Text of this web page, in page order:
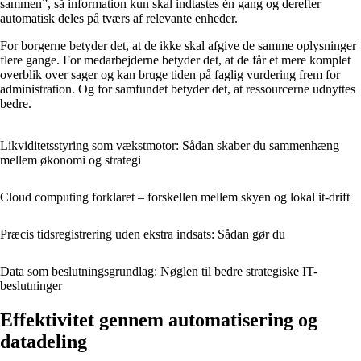
sammen”, så information kun skal indtastes én gang og derefter
automatisk deles på tværs af relevante enheder.
For borgerne betyder det, at de ikke skal afgive de samme oplysninger
flere gange. For medarbejderne betyder det, at de får et mere komplet
overblik over sager og kan bruge tiden på faglig vurdering frem for
administration. Og for samfundet betyder det, at ressourcerne udnyttes
bedre.
Likviditetsstyring som vækstmotor: Sådan skaber du sammenhæng
mellem økonomi og strategi
Cloud computing forklaret – forskellen mellem skyen og lokal it-drift
Præcis tidsregistrering uden ekstra indsats: Sådan gør du
Data som beslutningsgrundlag: Nøglen til bedre strategiske IT-
beslutninger
Effektivitet gennem automatisering og
datadeling